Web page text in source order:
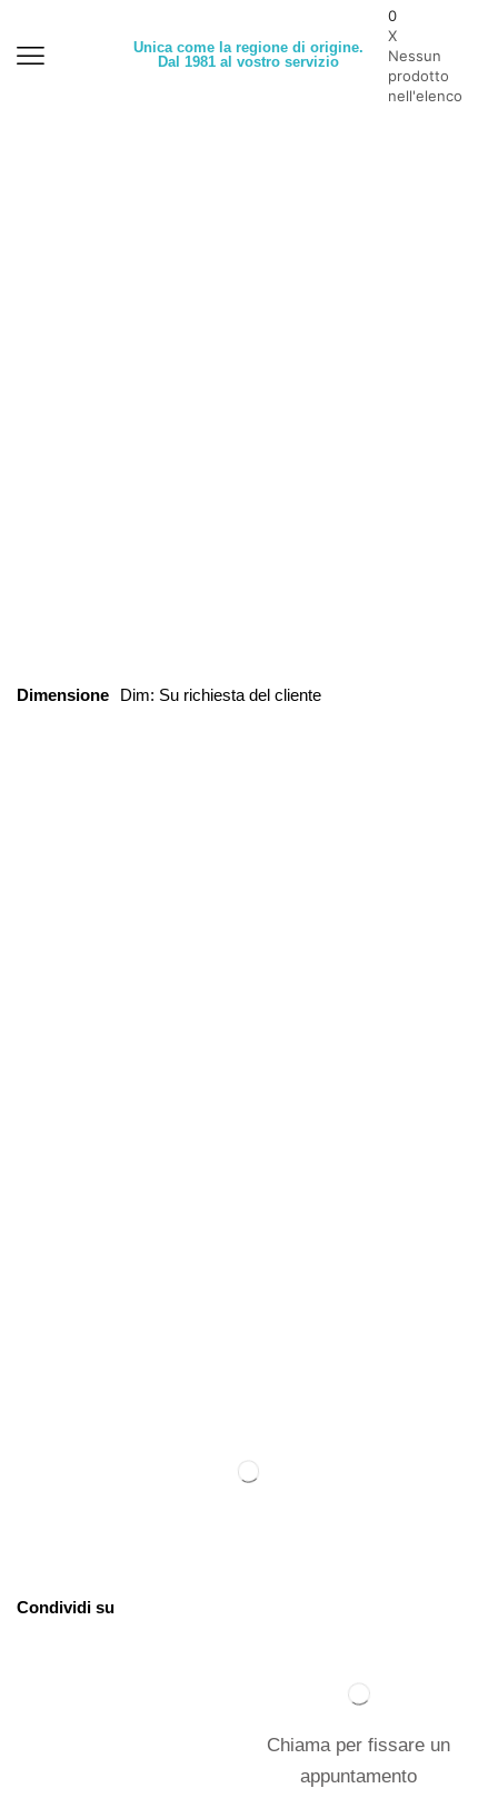
Unica come la regione di origine.
Dal 1981 al vostro servizio
0
X
Nessun
prodotto
nell'elenco
Dimensione Dim: Su richiesta del cliente
Condividi su
Chiama per fissare un
appuntamento